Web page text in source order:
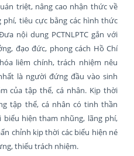
triệt, nâng cao nhận thức về
tiêu cực bằng các hình thức
nội dung PCTNLPTC gắn với
đạo đức, phong cách Hồ Chí
liêm chính, trách nhiệm nêu
là người đứng đầu vào sinh
của tập thể, cá nhân. Kịp thời
tập thể, cá nhân có tinh thần
hiện tham nhũng, lãng phí,
chỉnh kịp thời các biểu hiện né
thiếu trách nhiệm.